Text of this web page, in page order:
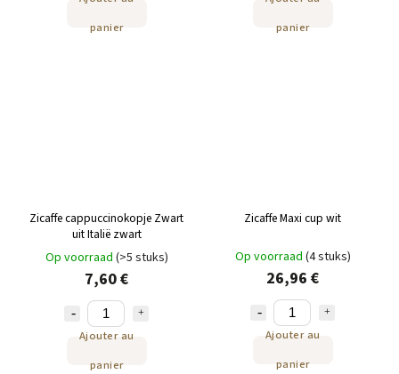
panier
panier
Zicaffe cappuccinokopje Zwart
uit Italië zwart
Op voorraad (>5 stuks)
7,60 €
Ajouter au
panier
Zicaffe Maxi cup wit
Op voorraad (4 stuks)
26,96 €
Ajouter au
panier